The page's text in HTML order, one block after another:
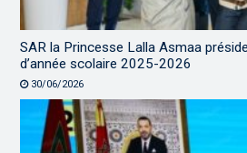
SAR la Princesse Lalla Asmaa
d’année scolaire 2025-2026
30/06/2026